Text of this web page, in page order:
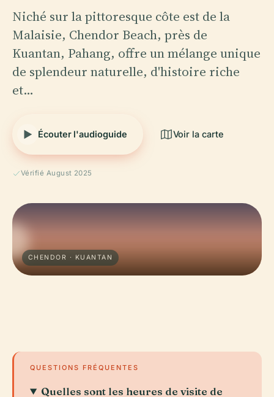
Niché sur la pittoresque côte est de la
Malaisie, Chendor Beach, près de
Kuantan, Pahang, offre un mélange unique
de splendeur naturelle, d'histoire riche
et…
Écouter l'audioguide Voir la carte
Vérifié August 2025
CHENDOR · KUANTAN
QUESTIONS FRÉQUENTES
Quelles sont les heures de visite de